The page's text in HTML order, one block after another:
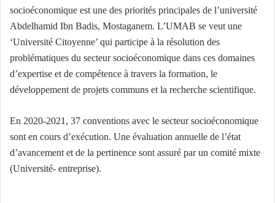
socioéconomique est une des priorités principales de l’université
Abdelhamid Ibn Badis, Mostaganem. L’UMAB se veut une
‘Université Citoyenne’ qui participe à la résolution des
problématiques du secteur socioéconomique dans ces domaines
d’expertise et de compétence à travers la formation, le
développement de projets communs et la recherche scientifique.
En 2020-2021, 37 conventions avec le secteur socioéconomique
sont en cours d’exécution. Une évaluation annuelle de l’état
d’avancement et de la pertinence sont assuré par un comité mixte
(Université- entreprise).